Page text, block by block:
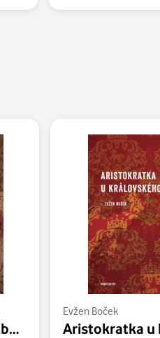
Aristokratka pod palbou lásky
Evžen Boček